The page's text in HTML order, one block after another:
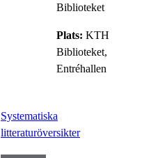
Biblioteket
Plats: KTH
Biblioteket,
Entréhallen
Systematiska
litteraturöversikter